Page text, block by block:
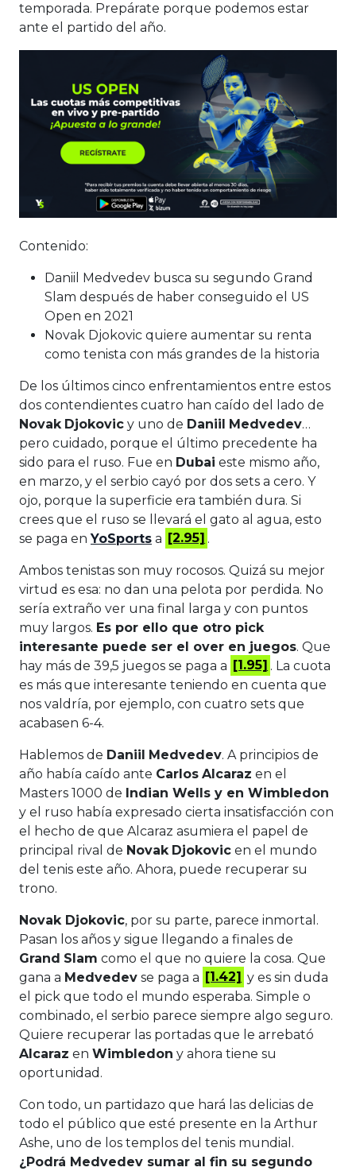
temporada. Prepárate porque podemos estar
ante el partido del año.
Contenido:
Daniil Medvedev busca su segundo Grand
Slam después de haber conseguido el US
Open en 2021
Novak Djokovic quiere aumentar su renta
como tenista con más grandes de la historia
De los últimos cinco enfrentamientos entre estos
dos contendientes cuatro han caído del lado de
Novak Djokovic y uno de Daniil Medvedev…
pero cuidado, porque el último precedente ha
sido para el ruso. Fue en Dubai este mismo año,
en marzo, y el serbio cayó por dos sets a cero. Y
ojo, porque la superficie era también dura. Si
crees que el ruso se llevará el gato al agua, esto
se paga enYoSports a [2.95] .
Ambos tenistas son muy rocosos. Quizá su mejor
virtud es esa: no dan una pelota por perdida. No
sería extraño ver una final larga y con puntos
muy largos. Es por ello que otro pick
interesante puede ser el over en juegos. Que
hay más de 39,5 juegos se paga a [1.95] . La cuota
es más que interesante teniendo en cuenta que
nos valdría, por ejemplo, con cuatro sets que
acabasen 6-4.
Hablemos de Daniil Medvedev. A principios de
año había caído ante Carlos Alcaraz en el
Masters 1000 de Indian Wells y en Wimbledon
y el ruso había expresado cierta insatisfacción con
el hecho de que Alcaraz asumiera el papel de
principal rival de Novak Djokovic en el mundo
del tenis este año. Ahora, puede recuperar su
trono.
Novak Djokovic, por su parte, parece inmortal.
Pasan los años y sigue llegando a finales de
Grand Slam como el que no quiere la cosa. Que
gana a Medvedev se paga a [1.42] y es sin duda
el pick que todo el mundo esperaba. Simple o
combinado, el serbio parece siempre algo seguro.
Quiere recuperar las portadas que le arrebató
Alcaraz en Wimbledon y ahora tiene su
oportunidad.
Con todo, un partidazo que hará las delicias de
todo el público que esté presente en la Arthur
Ashe, uno de los templos del tenis mundial.
¿Podrá Medvedev sumar al fin su segundo